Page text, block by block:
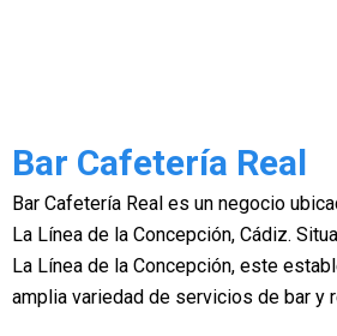
Bar Cafetería Real
Bar Cafetería Real es un negocio
La Línea de la Concepción, Cádiz.
La Línea de la Concepción, este
amplia variedad de servicios de bar y